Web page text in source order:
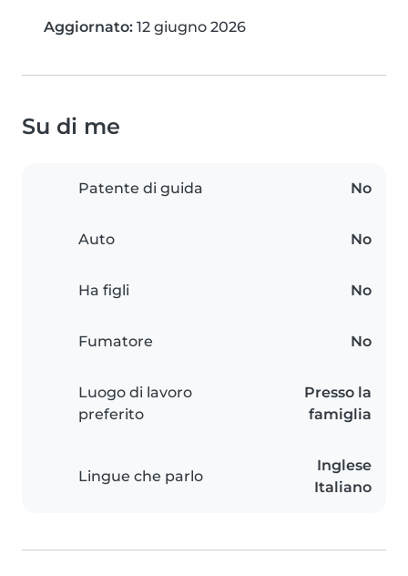
Aggiornato: 12 giugno 2026
Su di me
Patente di guida No
Auto No
Ha figli No
Fumatore No
Luogo di lavoro
preferito
Presso la
famiglia
Lingue che parlo
Inglese
Italiano